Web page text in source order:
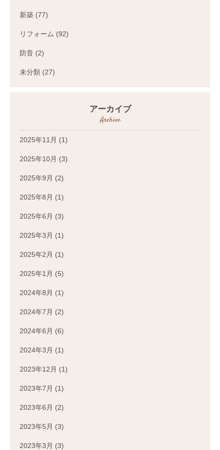
新築 (77)
リフォーム (92)
防音 (2)
未分類 (27)
アーカイブ
Archive
2025年11月 (1)
2025年10月 (3)
2025年9月 (2)
2025年8月 (1)
2025年6月 (3)
2025年3月 (1)
2025年2月 (1)
2025年1月 (5)
2024年8月 (1)
2024年7月 (2)
2024年6月 (6)
2024年3月 (1)
2023年12月 (1)
2023年7月 (1)
2023年6月 (2)
2023年5月 (3)
2023年3月 (3)